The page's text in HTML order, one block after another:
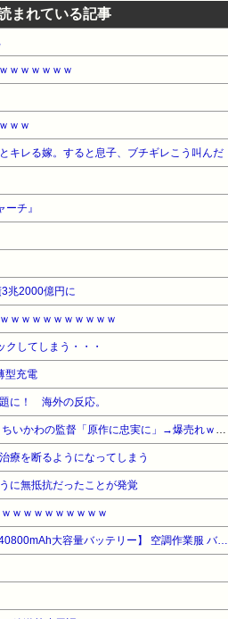
まれている記事
ｗｗｗｗｗｗ
ｗｗ
キレる嫁。すると息子、ブチギレこう叫んだ
チ』
兆2000億円に
ｗｗｗｗｗｗｗｗｗｗ
してしまう・・・
型充電
に！ 海外の反応。
【悲報】福田雄一さん「新ケロロに福田組が出ます！」→爆死 ちいかわの監督「原作に忠実に」→爆売れｗｗｗｗｗｗｗｗｗｗ
療を断るようになってしまう
に無抵抗だったことが発覚
ｗｗｗｗｗｗｗｗｗ
【タイムセール】【79%OFF！】 [Noraui] 【2026暴風ファン & 40800mAh大容量バッテリー】 空調作業服 バッテリーファンセット ファン付きベスト 作業用 ジャケット 空調ウェア 空調扇風服 冷却 3段階風量調節 7.4V出力対応 UVカット 撥水加工 男女兼用 (JP, アルファベット, L, ブラック（ベスト）)